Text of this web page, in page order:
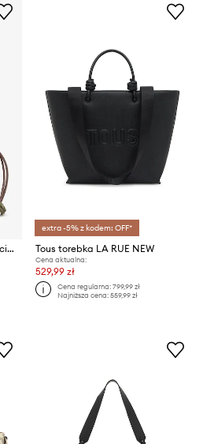
Tous torebka tote damska pleciona
extra -5% z kodem: OFF*
Tous torebka LA RUE NEW
Cena aktualna:
529,99 zł
Cena regularna:799,99 zł
Najniższa cena:559,99 zł